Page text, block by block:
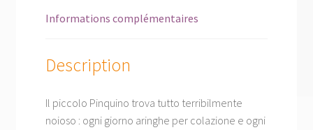
Informations complémentaires
Description
Il piccolo Pinquino trova tutto terribilmente
noioso : ogni giorno aringhe per colazione e ogni